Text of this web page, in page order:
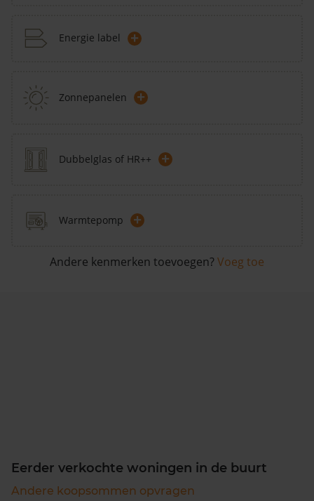
Energie label +
Zonnepanelen +
Dubbelglas of HR++ +
Warmtepomp +
Andere kenmerken toevoegen? Voeg toe
Eerder verkochte woningen in de buurt
Andere koopsommen opvragen